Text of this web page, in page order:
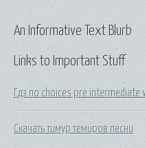
Links to Important Stuff
Гдз по choices pre
Скачать тимур темиров песни
An Informative Text Blurb